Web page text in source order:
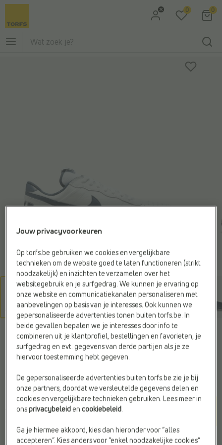
Ga naar Hoofdmenu
0 0
Sneakers wit
€ 89,99
Kleur
White/Midnight Nav
Jouw privacyvoorkeuren
Op torfs.be gebruiken we cookies en vergelijkbare
technieken om de website goed te laten functioneren (strikt
noodzakelijk) en inzichten te verzamelen over het
websitegebruik en je surfgedrag. We kunnen je ervaring op
onze website en communicatiekanalen personaliseren met
aanbevelingen op basis van je interesses. Ook kunnen we
gepersonaliseerde advertenties tonen buiten torfs.be. In
beide gevallen bepalen we je interesses door info te
combineren uit je klantprofiel, bestellingen en favorieten, je
surfgedrag en evt. gegevens van derde partijen als je ze
hiervoor toestemming hebt gegeven.
De gepersonaliseerde advertenties buiten torfs.be zie je bij
onze partners, doordat we versleutelde gegevens delen en
cookies en vergelijkbare technieken gebruiken. Lees meer in
onsprivacybeleid encookiebeleid.
Ga je hiermee akkoord, kies dan hieronder voor “alles
accepteren”. Kies anders voor “enkel noodzakelijke cookies”